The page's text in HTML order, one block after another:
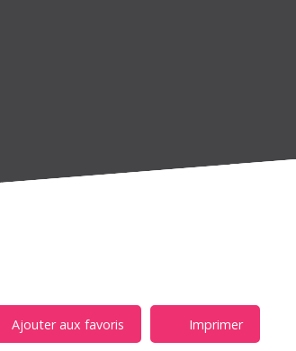
Ajouter aux favoris Imprimer